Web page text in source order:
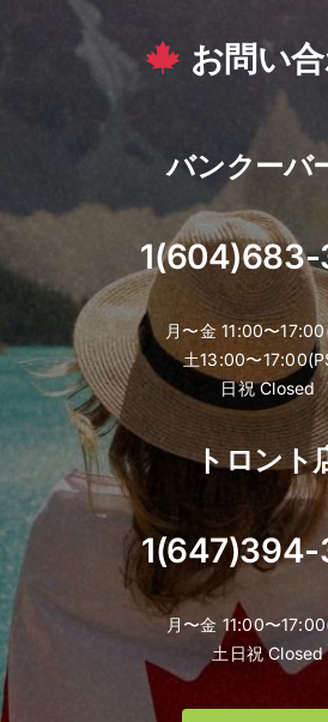
お問い
バンクーバ
1(604)683-
月〜金 11:00〜
土13:00〜
日祝 Closed
トロント
1(647)394-
月〜金 11:00〜
土日祝 Closed